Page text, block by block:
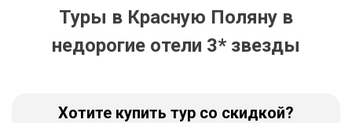
Туры в Красную Поляну в
недорогие отели 3* звезды
Хотите купить тур со скидкой?